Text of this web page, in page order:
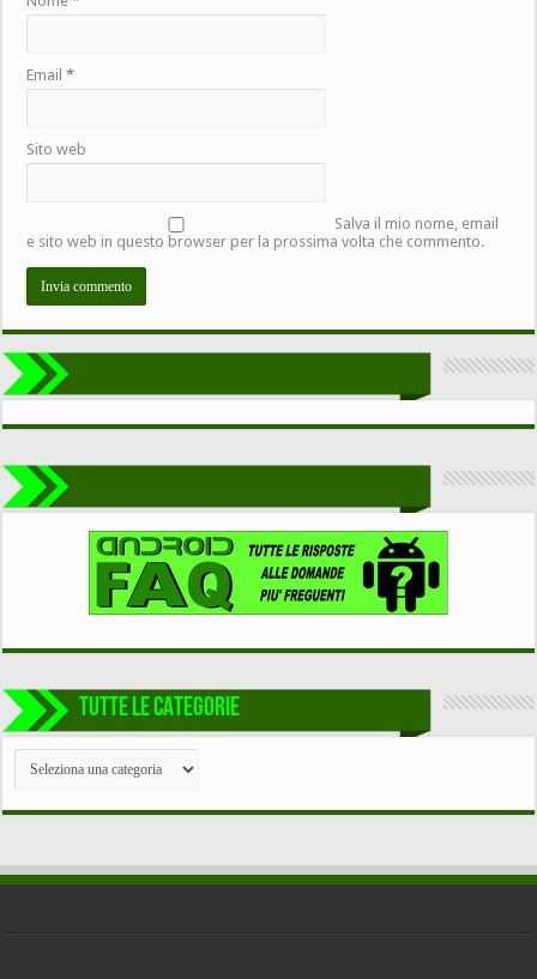
Email*
Sito web
Salva il mio nome, email
e sito web in questo browser per la prossima volta che commento.
TUTTE LE CATEGORIE
TUTTE
CATEGORIE